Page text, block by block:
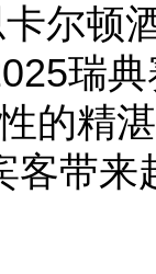
尔顿
瑞
的精
客带